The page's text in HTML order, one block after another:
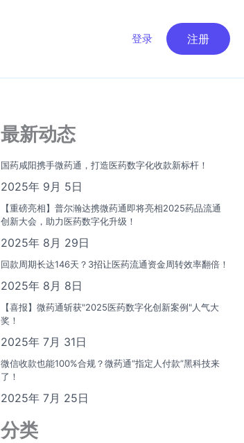
登录 注册
最新动态
国药咸阳携手微药通，打造医药数字化收款新标杆！
2025年 9月 5日
【重磅亮相】普尔瀚达携微药通即将亮相2025药品流通
创新大会，助力医药数字化升级！
2025年 8月 29日
回款周期长达146天？3招让医药流通资金周转效率翻倍！
2025年 8月 8日
【喜报】微药通斩获"2025医药数字化创新案例"人气大
奖！
2025年 7月 31日
微信收款也能100%合规？微药通“指定人付款”黑科技来
了！
2025年 7月 25日
分类